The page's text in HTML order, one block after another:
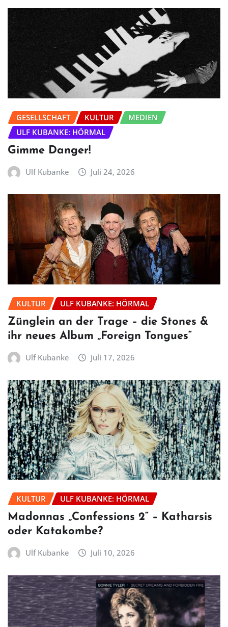
GESELLSCHAFT KULTUR
MEDIEN
ULF KUBANKE: HÖRMAL
Gimme Danger!
Ulf Kubanke Juli 24, 2026
KULTUR ULF KUBANKE: HÖRMAL
Zünglein an der Trage – die Stones &
ihr neues Album „Foreign Tongues“
Ulf Kubanke Juli 17, 2026
KULTUR ULF KUBANKE: HÖRMAL
Madonnas „Confessions 2“ – Katharsis
oder Katakombe?
Ulf Kubanke Juli 10, 2026